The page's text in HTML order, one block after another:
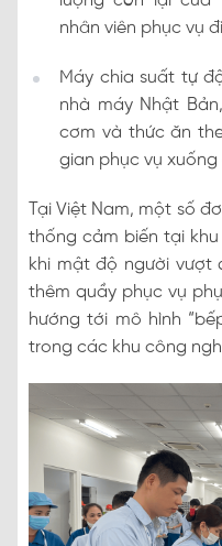
nhân viên phục vụ
Máy chia suất tự
nhà máy Nhật
cơm và thức ăn
gian phục vụ
Tại Việt Nam, một số
thống cảm biến tại
khi mật độ người vượt
thêm quầy phục vụ
hướng tới mô hình
trong các khu công